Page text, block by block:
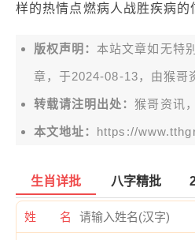
样的热情点燃病人战胜疾病的
版权声明： 本站文章如无特
章，于2024-08-13，由猴哥
转载请注明出处：猴哥资讯
本文地址： https://
生肖详批 八字精批
姓 名